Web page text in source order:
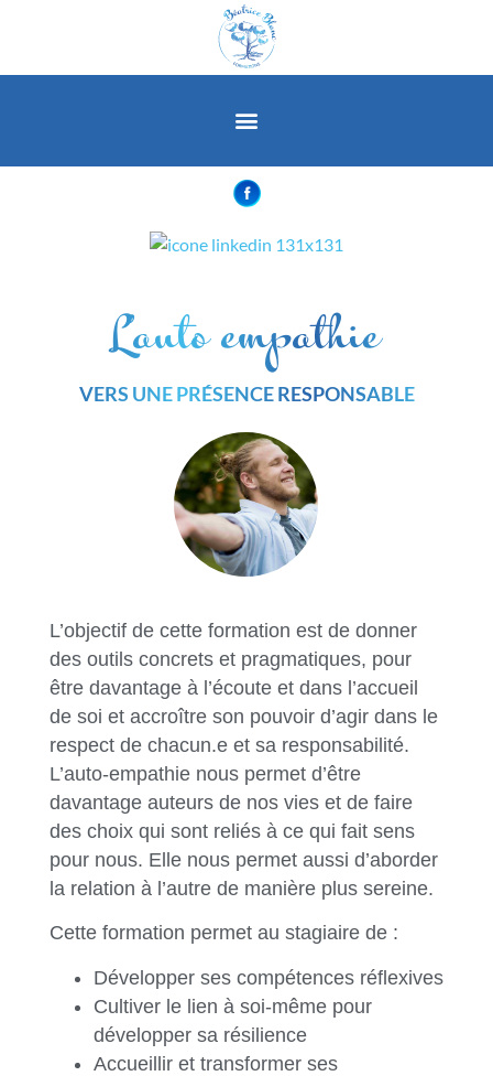
L’auto empathie
VERS UNE PRÉSENCE RESPONSABLE
L’objectif de cette formation est de donner
des outils concrets et pragmatiques, pour
être davantage à l’écoute et dans l’accueil
de soi et accroître son pouvoir d’agir dans le
respect de chacun.e et sa responsabilité.
L’auto-empathie nous permet d’être
davantage auteurs de nos vies et de faire
des choix qui sont reliés à ce qui fait sens
pour nous. Elle nous permet aussi d’aborder
la relation à l’autre de manière plus sereine.
Cette formation permet au stagiaire de :
Développer ses compétences réflexives
Cultiver le lien à soi-même pour
développer sa résilience
Accueillir et transformer ses